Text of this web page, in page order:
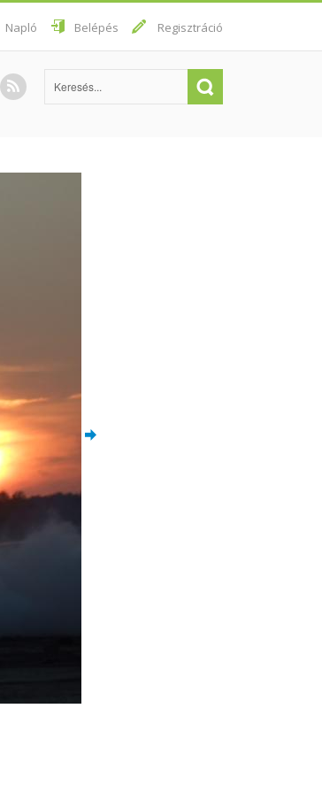
Napló Belépés Regisztráció